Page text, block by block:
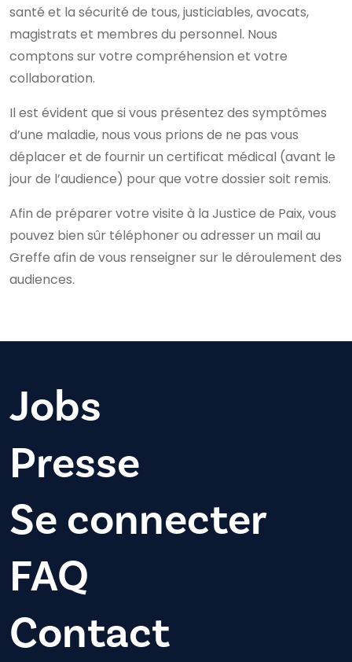
santé et la sécurité de tous, justiciables, avocats,
magistrats et membres du personnel. Nous
comptons sur votre compréhension et votre
collaboration.
Il est évident que si vous présentez des symptômes
d’une maladie, nous vous prions de ne pas vous
déplacer et de fournir un certificat médical (avant le
jour de l’audience) pour que votre dossier soit remis.
Afin de préparer votre visite à la Justice de Paix, vous
pouvez bien sûr téléphoner ou adresser un mail au
Greffe afin de vous renseigner sur le déroulement des
audiences.
Jobs
Presse
Se connecter
FAQ
Contact